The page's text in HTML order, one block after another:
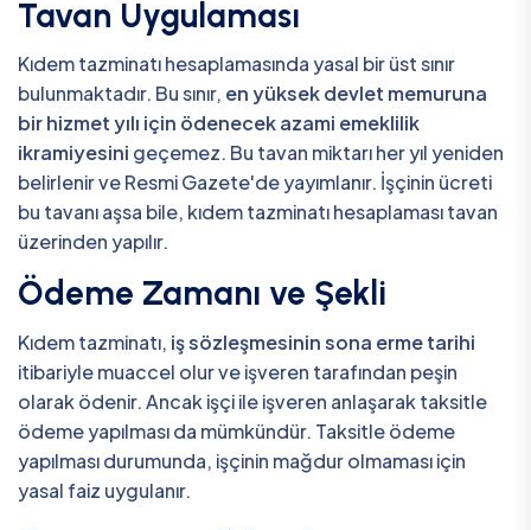
Tavan Uygulaması
Kıdem tazminatı hesaplamasında yasal bir üst sınır
bulunmaktadır. Bu sınır, en yüksek devlet memuruna
bir hizmet yılı için ödenecek azami emeklilik
ikramiyesini geçemez. Bu tavan miktarı her yıl yeniden
belirlenir ve Resmi Gazete'de yayımlanır. İşçinin ücreti
bu tavanı aşsa bile, kıdem tazminatı hesaplaması tavan
üzerinden yapılır.
Ödeme Zamanı ve Şekli
Kıdem tazminatı, iş sözleşmesinin sona erme tarihi
itibariyle muaccel olur ve işveren tarafından peşin
olarak ödenir. Ancak işçi ile işveren anlaşarak taksitle
ödeme yapılması da mümkündür. Taksitle ödeme
yapılması durumunda, işçinin mağdur olmaması için
yasal faiz uygulanır.